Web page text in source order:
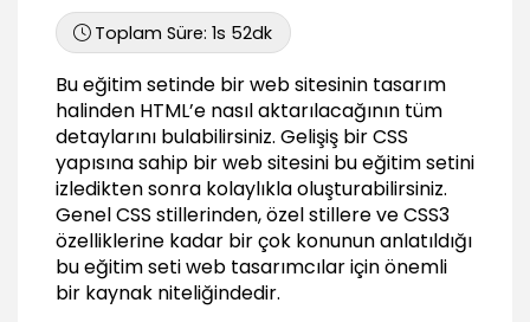
Harici CSS dosyası oluşturmak ve sayfaya
çağırmak
02:38
Header alanının genel yapısını ve tasarımını
oluşturmak
04:26
Site genel yapısını ve tasarımını oluşturmak
03:08
Arama formunu CSS ile şekillendirmek
07:34
CSS dosyası içerisinde yorum satırları
Toplam Süre:1s 52dk
Bu eğitim setinde bir web sitesinin tasarım
halinden HTML’e nasıl aktarılacağının tüm
detaylarını bulabilirsiniz. Gelişiş bir CSS
yapısına sahip bir web sitesini bu eğitim setini
izledikten sonra kolaylıkla oluşturabilirsiniz.
Genel CSS stillerinden, özel stillere ve CSS3
özelliklerine kadar bir çok konunun anlatıldığı
bu eğitim seti web tasarımcılar için önemli
bir kaynak niteliğindedir.